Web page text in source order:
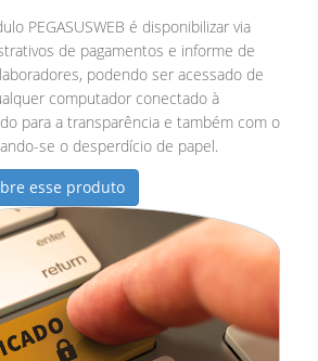
PEGASUSWEB é disponibilizar via
de pagamentos e informe de
podendo ser acessado de
computador conectado à
para a transparência e também com o
se o desperdício de papel.
esse produto